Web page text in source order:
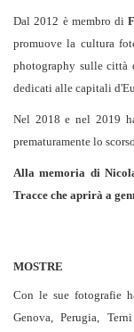
Dal 2012 è membro di
promuove la cultura
photography sulle città
dedicati alle capitali
Nel 2018 e nel 2019
prematuramente lo
Alla memoria di
Tracce che aprirà a
MOSTRE
Con le sue fotografie
Genova, Perugia,